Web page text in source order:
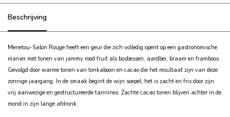
Beschrijving
Menetou-Salon Rouge heeft een geur die zich volledig opent op een gastronomische
manier met tonen van jammy rood fruit als bosbessen, aardbei, braam en framboos.
Gevolgd door warme tonen van tonkaboon en cacao die het resultaat zijn van deze
zonnige jaargang. In de smaak begint de wijn soepel, het is zacht en fris door zijn
vrij aanwezige en gestructureerde tannines. Zachte cacao tonen blijven achter in de
mond in zijn lange afdronk.